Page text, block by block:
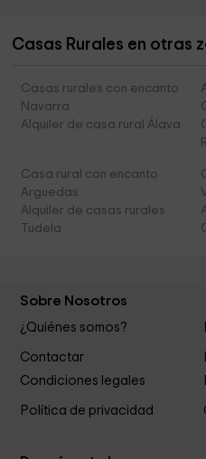
Casas Rurales en otras
Casas rurales con encanto
Navarra
Alquiler de casa rural Álava
Casa rural con encanto
Arguedas
Alquiler de casas rurales
Tudela
Sobre Nosotros
¿Quiénes somos?
Contactar
Condiciones legales
Política de privacidad